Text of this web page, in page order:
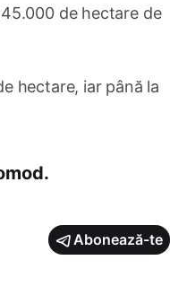
de hectare de
hectare, iar până la
Abonează-te